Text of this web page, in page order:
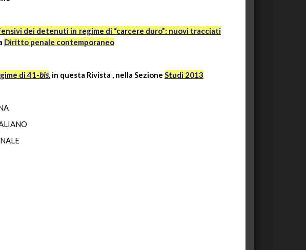
dei detenuti in regime di “carcere duro”: nuovi tracciati
Diritto penale contemporaneo
di 41-bis, in questa Rivista , nella Sezione Studi 2013